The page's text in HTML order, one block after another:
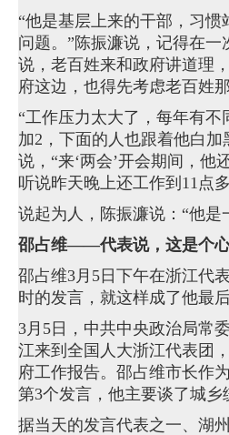
“他是基层上来的干部，习惯
问题。”陈振濂说，记得在一
说，老百姓来和政府讲道理
府这边，也得先考虑老百姓那
“工作压力太大了，每年有不
加2，下面的人也跟着他白加
说，“来‘两会’开会期间，他
听说昨天晚上还工作到11点
说起为人，陈振濂说：“他是
邵占维——代表说，这是个
邵占维3月5日下午在浙江代
时的发言，就这样成了他最
3月5日，中共中央政治局常
江来到全国人大浙江代表团
府工作报告。邵占维市长作
第3个发言，他主要谈了城乡
据当天的发言代表之一、湖